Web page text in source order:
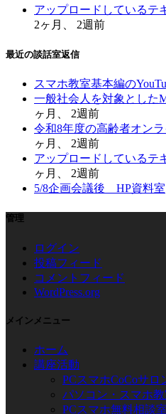
アップロードしているテ
2ヶ月、 2週前
最近の談話室返信
スマホ教室基本編の
一般社会人を対象とした
ヶ月、 2週前
令和8年度の高齢者オン
ヶ月、 2週前
アップロードしているテ
ヶ月、 2週前
5/8企画会議後 HP資料室
管理
ログイン
投稿フィード
コメントフィード
WordPress.org
メインメニュー
ホーム
講座活動
PCスマホCoCoサロ
パソコン・スマホ教
PCスマホ無料相談室